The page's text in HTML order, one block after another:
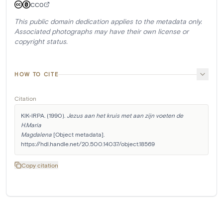
CC0
This public domain dedication applies to the metadata only.
Associated photographs may have their own license or
copyright status.
HOW TO CITE
Citation
KIK-IRPA. (1990). Jezus aan het kruis met aan zijn voeten de
H.Maria
Magdalena [Object metadata].
https://hdl.handle.net/20.500.14037/object.18569
Copy citation